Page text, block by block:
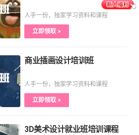
人手一份，独家学习资料和课程
立即领取 >
商业插画设计培训班
人手一份，独家学习资料和课程
立即领取 >
3D美术设计就业班培训课程